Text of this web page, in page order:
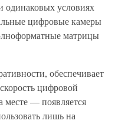
одинаковых условиях
цифровые камеры
матрицы
обеспечивает
цифровой
месте — появляется
лишь на